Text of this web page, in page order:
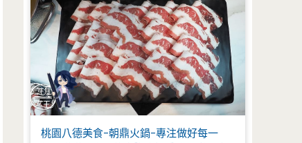
桃園八德美食-朝鼎火鍋-專注做好每一